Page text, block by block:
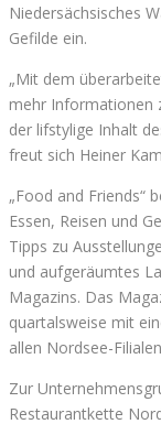
Niedersächsisches
Gefilde ein.
„Mit dem
mehr Informationen
der lifstylige Inhalt
freut sich Heiner
„Food and Friends“
Essen, Reisen und
Tipps zu
und aufgeräumtes
Magazins. Das
quartalsweise mit
allen Nordsee-
Zur
Restaurantkette